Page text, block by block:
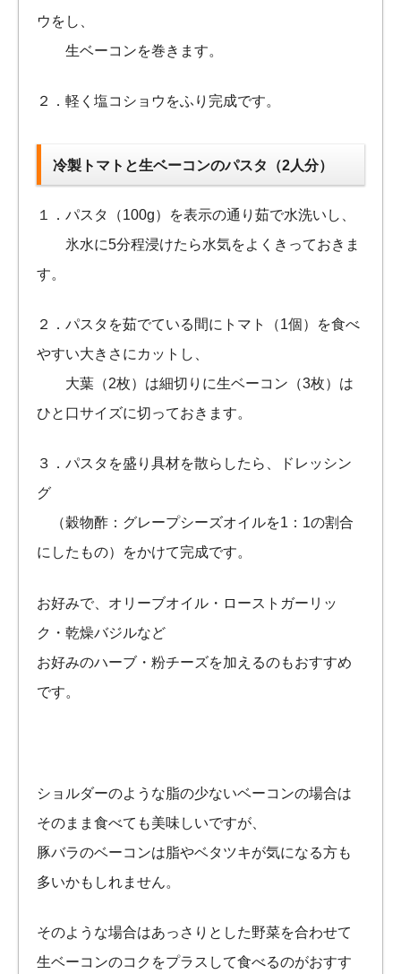
ウをし、
生ベーコンを巻きます。
２．軽く塩コショウをふり完成です。
冷製トマトと生ベーコンのパスタ（2人分）
１．パスタ（100g）を表示の通り茹で水洗いし、
氷水に5分程浸けたら水気をよくきっておきま
す。
２．パスタを茹でている間にトマト（1個）を食べ
やすい大きさにカットし、
大葉（2枚）は細切りに生ベーコン（3枚）は
ひと口サイズに切っておきます。
３．パスタを盛り具材を散らしたら、ドレッシン
グ
（穀物酢：グレープシーズオイルを1：1の割合
にしたもの）をかけて完成です。
お好みで、オリーブオイル・ローストガーリッ
ク・乾燥バジルなど
お好みのハーブ・粉チーズを加えるのもおすすめ
です。
ショルダーのような脂の少ないベーコンの場合は
そのまま食べても美味しいですが、
豚バラのベーコンは脂やベタツキが気になる方も
多いかもしれません。
そのような場合はあっさりとした野菜を合わせて
生ベーコンのコクをプラスして食べるのがおすす